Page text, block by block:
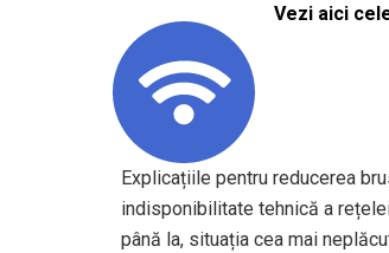
Vezi aici
Explicațiile pentru reducerea
indisponibilitate tehnică a
până la, situația cea mai